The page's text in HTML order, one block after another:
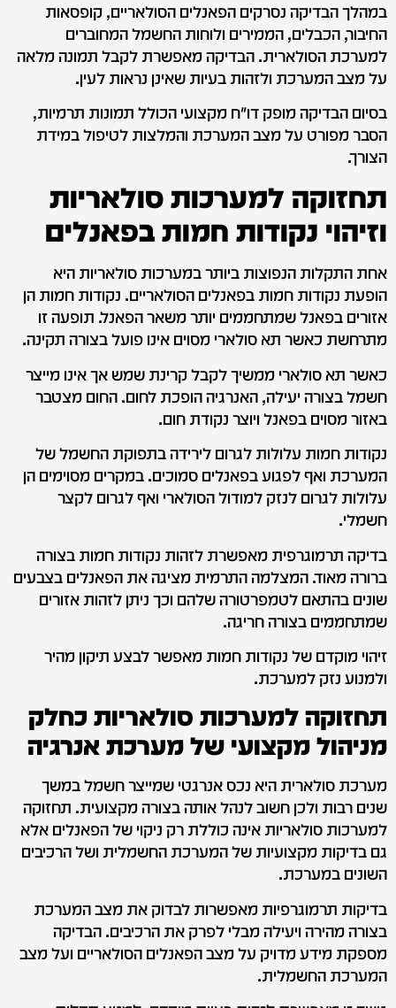
במהלך הבדיקה נסרקים הפאנלים הסולאריים, קופסאות
החיבור, הכבלים, הממירים ולוחות החשמל המחוברים
למערכת הסולארית. הבדיקה מאפשרת לקבל תמונה מלאה
על מצב המערכת ולזהות בעיות שאינן נראות לעין.
בסיום הבדיקה מופק דו"ח מקצועי הכולל תמונות תרמיות,
הסבר מפורט על מצב המערכת והמלצות לטיפול במידת
הצורך.
תחזוקה למערכות סולאריות
וזיהוי נקודות חמות בפאנלים
אחת התקלות הנפוצות ביותר במערכות סולאריות היא
הופעת נקודות חמות בפאנלים הסולאריים. נקודות חמות הן
אזורים בפאנל שמתחממים יותר משאר הפאנל. תופעה זו
מתרחשת כאשר תא סולארי מסוים אינו פועל בצורה תקינה.
כאשר תא סולארי ממשיך לקבל קרינת שמש אך אינו מייצר
חשמל בצורה יעילה, האנרגיה הופכת לחום. החום מצטבר
באזור מסוים בפאנל ויוצר נקודת חום.
נקודות חמות עלולות לגרום לירידה בתפוקת החשמל של
המערכת ואף לפגוע בפאנלים סמוכים. במקרים מסוימים הן
עלולות לגרום לנזק למודול הסולארי ואף לגרום לקצר
חשמלי.
בדיקה תרמוגרפית מאפשרת לזהות נקודות חמות בצורה
ברורה מאוד. המצלמה התרמית מציגה את הפאנלים בצבעים
שונים בהתאם לטמפרטורה שלהם וכך ניתן לזהות אזורים
שמתחממים בצורה חריגה.
זיהוי מוקדם של נקודות חמות מאפשר לבצע תיקון מהיר
ולמנוע נזק למערכת.
תחזוקה למערכות סולאריות כחלק
מניהול מקצועי של מערכת אנרגיה
מערכת סולארית היא נכס אנרגטי שמייצר חשמל במשך
שנים רבות ולכן חשוב לנהל אותה בצורה מקצועית. תחזוקה
למערכות סולאריות אינה כוללת רק ניקוי של הפאנלים אלא
גם בדיקות מקצועיות של המערכת החשמלית ושל הרכיבים
השונים במערכת.
בדיקות תרמוגרפיות מאפשרות לבדוק את מצב המערכת
בצורה מהירה ויעילה מבלי לפרק את הרכיבים. הבדיקה
מספקת מידע מדויק על מצב הפאנלים הסולאריים ועל מצב
המערכת החשמלית.